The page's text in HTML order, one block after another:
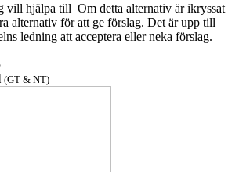
vill hjälpa till Om detta alternativ är ikryssat
alternativ för att ge förslag. Det är upp till
ledning att acceptera eller neka förslag.
(GT & NT)